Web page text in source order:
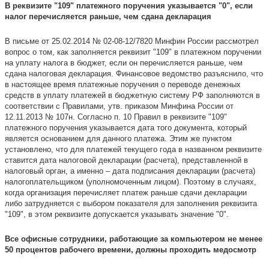
В реквизите "109" платежного поручения указывается "0", если
налог перечисляется раньше, чем сдана декларация
В письме от 25.02.2014 № 02-08-12/7820 Минфин России рассмотрел
вопрос о том, как заполняется реквизит "109" в платежном поручении
на уплату налога в бюджет, если он перечисляется раньше, чем
сдана налоговая декларация. Финансовое ведомство разъяснило, что
в настоящее время платежные поручения о переводе денежных
средств в уплату платежей в бюджетную систему РФ заполняются в
соответствии с Правилами, утв. приказом Минфина России от
12.11.2013 № 107н. Согласно п. 10 Правил в реквизите "109"
платежного поручения указывается дата того документа, который
является основанием для данного платежа. Этим же пунктом
установлено, что для платежей текущего года в названном реквизите
ставится дата налоговой декларации (расчета), представленной в
налоговый орган, а именно – дата подписания декларации (расчета)
налогоплательщиком (уполномоченным лицом). Поэтому в случаях,
когда организация перечисляет платеж раньше сдачи декларации
либо затрудняется с выбором показателя для заполнения реквизита
"109", в этом реквизите допускается указывать значение "0".
Все офисные сотрудники, работающие за компьютером не менее
50 процентов рабочего времени, должны проходить медосмотр